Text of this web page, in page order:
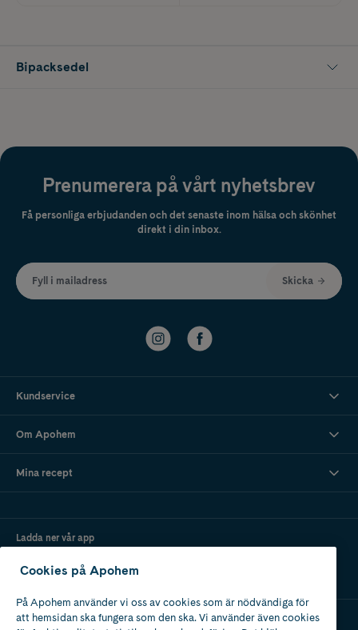
Bipacksedel
Prenumerera på vårt nyhetsbrev
Få personliga erbjudanden och det senaste inom hälsa och skönhet
direkt i din inbox.
Fyll i mailadress Skicka
Kundservice
Om Apohem
Mina recept
Ladda ner vår app
Cookies på Apohem
På Apohem använder vi oss av cookies som är nödvändiga för
att hemsidan ska fungera som den ska. Vi använder även cookies